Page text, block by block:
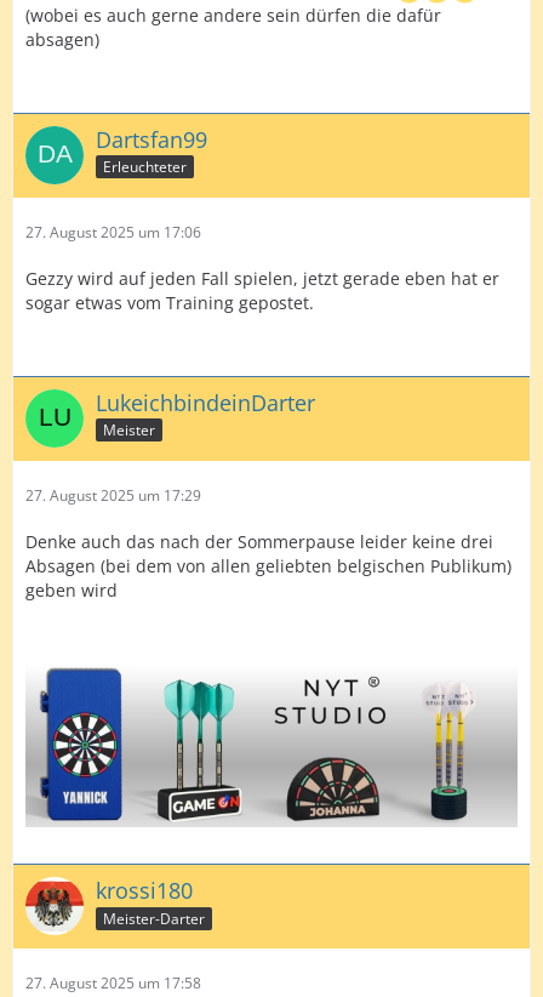
(wobei es auch gerne andere sein dürfen die dafür
absagen)
Dartsfan99
Erleuchteter
27. August 2025 um 17:06
Gezzy wird auf jeden Fall spielen, jetzt gerade eben hat er
sogar etwas vom Training gepostet.
LukeichbindeinDarter
Meister
27. August 2025 um 17:29
Denke auch das nach der Sommerpause leider keine drei
Absagen (bei dem von allen geliebten belgischen Publikum)
geben wird
krossi180
Meister-Darter
27. August 2025 um 17:58